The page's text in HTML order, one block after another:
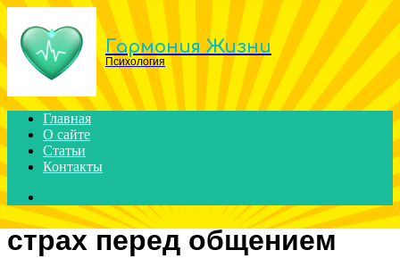
Menu
Гармония Жизни
Психология
Главная
О сайте
Статьи
Контакты
for
страх перед общением